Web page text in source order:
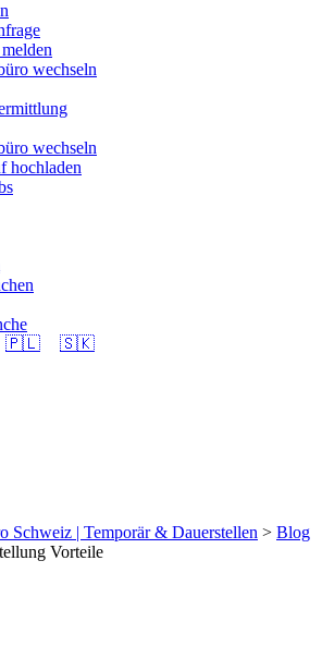
wechseln
wechseln
hochladen
🇵🇱 🇸🇰
Schweiz | Temporär & Dauerstellen > Blog
Vorteile